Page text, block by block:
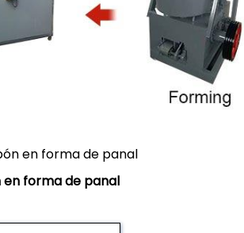
en forma de panal
en forma de panal